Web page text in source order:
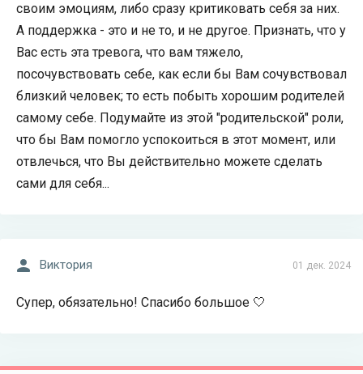
своим эмоциям, либо сразу критиковать себя за них.
А поддержка - это и не то, и не другое. Признать, что у
Вас есть эта тревога, что вам тяжело,
посочувствовать себе, как если бы Вам сочувствовал
близкий человек; то есть побыть хорошим родителей
самому себе. Подумайте из этой "родительской" роли,
что бы Вам помогло успокоиться в этот момент, или
отвлечься, что Вы действительно можете сделать
сами для себя...
01 дек. 2024
Виктория
Супер, обязательно! Спасибо большое 🤍